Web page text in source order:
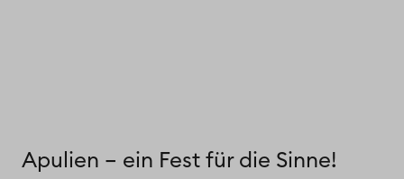
Apulien – ein Fest für die Sinne!